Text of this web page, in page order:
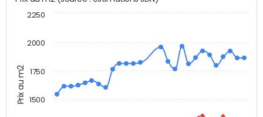
Prix au m2 1500
1750
2000
2250